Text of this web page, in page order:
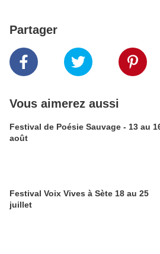
Partager
Vous aimerez aussi
Festival de Poésie Sauvage - 13 au
août
Festival Voix Vives à Sète 18 au 25
juillet